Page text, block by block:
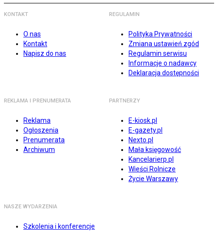
KONTAKT
O nas
Kontakt
Napisz do nas
REGULAMIN
Polityka Prywatności
Zmiana ustawień zgód
Regulamin serwisu
Informacje o nadawcy
Deklaracja dostępności
REKLAMA I PRENUMERATA
Reklama
Ogłoszenia
Prenumerata
Archiwum
PARTNERZY
E-kiosk.pl
E-gazety.pl
Nexto.pl
Mała księgowość
Kancelarierp.pl
Wieści Rolnicze
Życie Warszawy
NASZE WYDARZENIA
Szkolenia i konferencje